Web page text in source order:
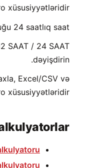
xüsusiyyətləridir.
24 saatlıq saat.
SAAT / 24 SAAT
dəyişdirin.
Excel/CSV və
xüsusiyyətləridir.